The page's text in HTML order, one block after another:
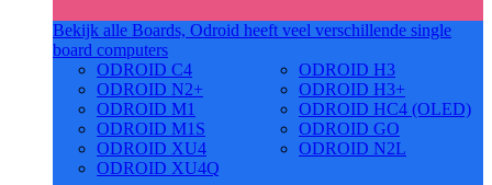
Bekijk alle Boards, Odroid heeft veel verschillende single
board computers
ODROID C4
ODROID N2+
ODROID M1
ODROID M1S
ODROID XU4
ODROID XU4Q
ODROID H3
ODROID H3+
ODROID HC4 (OLED)
ODROID GO
ODROID N2L